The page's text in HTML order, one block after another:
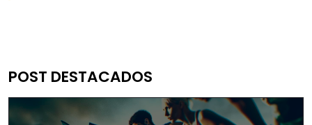
POST DESTACADOS